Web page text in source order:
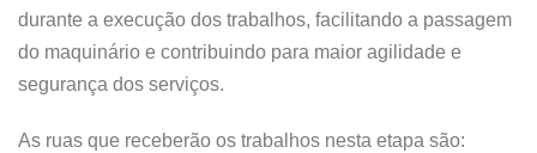
durante a execução dos trabalhos, facilitando a passagem
do maquinário e contribuindo para maior agilidade e
segurança dos serviços.
As ruas que receberão os trabalhos nesta etapa são: